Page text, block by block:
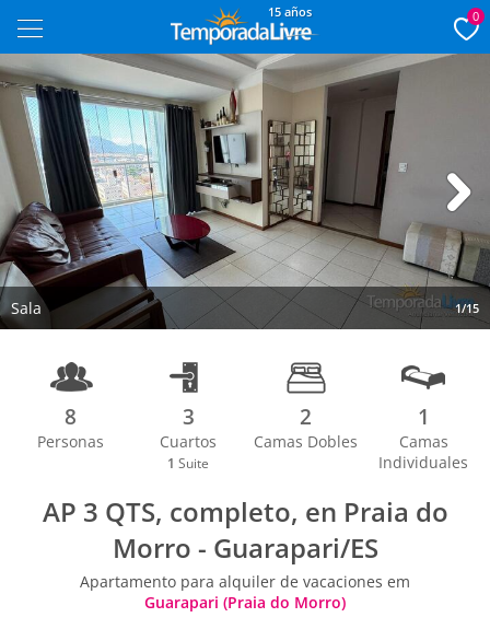
15 años 0
Sala 1/15
Next
8
Personas
3
Cuartos
1 Suite
2
Camas Dobles
1
Camas
Individuales
AP 3 QTS, completo, en Praia do
Morro - Guarapari/ES
Apartamento para alquiler de vacaciones em
Guarapari (Praia do Morro)